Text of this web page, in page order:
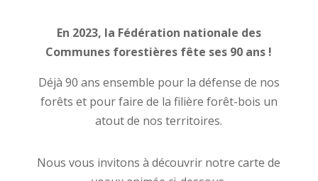
En 2023, la Fédération nationale des
Communes forestières fête ses 90 ans !
Déjà 90 ans ensemble pour la défense de nos
forêts et pour faire de la filière forêt-bois un
atout de nos territoires.
Nous vous invitons à découvrir notre carte de